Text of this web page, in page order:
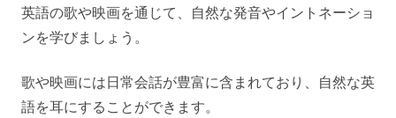
英語の歌や映画を通じて、自然な発音やイントネーショ
ンを学びましょう。
歌や映画には日常会話が豊富に含まれており、自然な英
語を耳にすることができます。